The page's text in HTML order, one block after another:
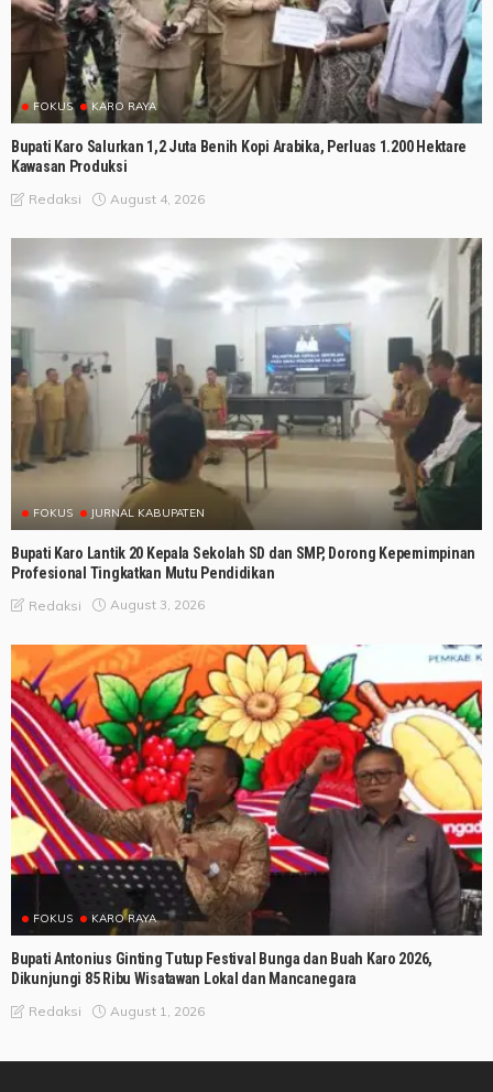
FOKUS KARO RAYA
Bupati Karo Salurkan 1,2 Juta Benih Kopi Arabika, Perluas 1.200 Hektare
Kawasan Produksi
Redaksi August 4, 2026
FOKUS JURNAL KABUPATEN
Bupati Karo Lantik 20 Kepala Sekolah SD dan SMP, Dorong Kepemimpinan
Profesional Tingkatkan Mutu Pendidikan
Redaksi August 3, 2026
FOKUS KARO RAYA
Bupati Antonius Ginting Tutup Festival Bunga dan Buah Karo 2026,
Dikunjungi 85 Ribu Wisatawan Lokal dan Mancanegara
Redaksi August 1, 2026